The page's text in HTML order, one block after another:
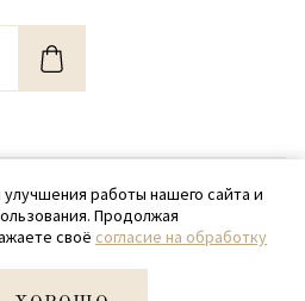
- 2026 SamPack
699-97-87
работы нашего сайта и
Продолжая
своё согласие на обработку